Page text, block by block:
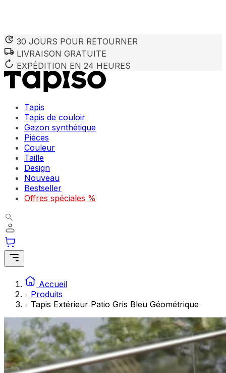
30 JOURS POUR RETOURNER
LIVRAISON GRATUITE
EXPÉDITION EN 24 HEURES
Tapis
Tapis de couloir
Gazon synthétique
Pièces
Couleur
Taille
Design
Nouveau
Bestseller
Offres spéciales %
Accueil
Produits
Tapis Extérieur Patio Gris Bleu Géométrique
Nous utilisons des cookies pour personnaliser le contenu
partenaires peuvent combiner ces informations avec
utilisation de leurs services.
Les cookies indispensables sont cruciaux pour les
Les cookies liés aux préférences permettent au site de
comme votre langue préférée ou la région dans laquelle
Les cookies marketing sont utilisés pour suivre les
engageantes pour l'utilisateur individuel et, par
Les cookies non classés sont des cookies qui sont en